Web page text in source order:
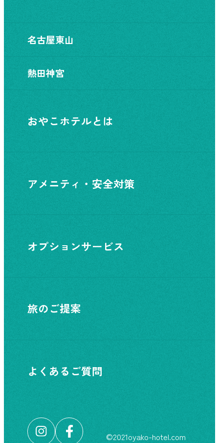
名古屋東山
熱田神宮
おやこホテルとは
アメニティ・安全対策
オプションサービス
旅のご提案
よくあるご質問
©︎2021oyako-hotel.com